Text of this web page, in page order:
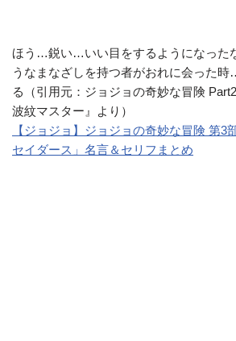
ほう…鋭い…いい目をするようになっ
うなまなざしを持つ者がおれに会った
る（引用元：ジョジョの奇妙な冒険
波紋マスター』より）
【ジョジョ】ジョジョの奇妙な冒険 第3
セイダース」名言＆セリフまとめ